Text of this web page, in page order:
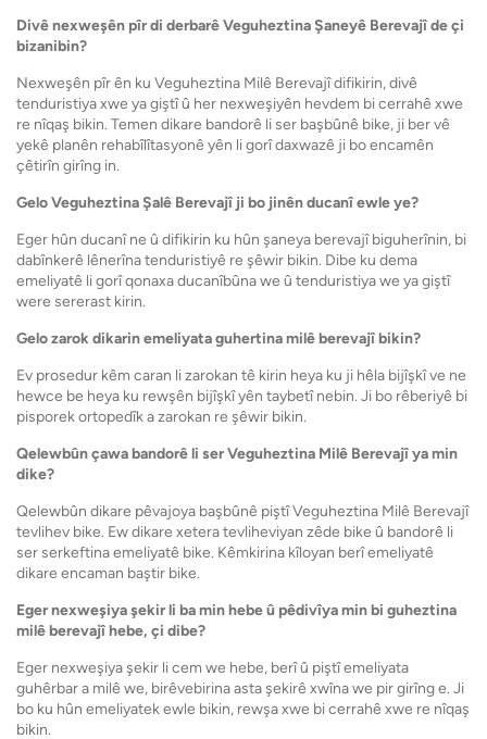
Divê nexweşên pîr di derbarê Veguheztina Şaneyê Berevajî de çi
bizanibin?
Nexweşên pîr ên ku Veguheztina Milê Berevajî difikirin, divê
tenduristiya xwe ya giştî û her nexweşiyên hevdem bi cerrahê xwe
re nîqaş bikin. Temen dikare bandorê li ser başbûnê bike, ji ber vê
yekê planên rehabîlîtasyonê yên li gorî daxwazê ​​​​ji bo encamên
çêtirîn girîng in.
Gelo Veguheztina Şalê Berevajî ji bo jinên ducanî ewle ye?
Eger hûn ducanî ne û difikirin ku hûn şaneya berevajî biguherînin, bi
dabînkerê lênerîna tenduristiyê re şêwir bikin. Dibe ku dema
emeliyatê li gorî qonaxa ducanîbûna we û tenduristiya we ya giştî
were sererast kirin.
Gelo zarok dikarin emeliyata guhertina milê berevajî bikin?
Ev prosedur kêm caran li zarokan tê kirin heya ku ji hêla bijîşkî ve ne
hewce be heya ku rewşên bijîşkî yên taybetî nebin. Ji bo rêberiyê bi
pisporek ortopedîk a zarokan re şêwir bikin.
Qelewbûn çawa bandorê li ser Veguheztina Milê Berevajî ya min
dike?
Qelewbûn dikare pêvajoya başbûnê piştî Veguheztina Milê Berevajî
tevlihev bike. Ew dikare xetera tevliheviyan zêde bike û bandorê li
ser serkeftina emeliyatê bike. Kêmkirina kîloyan berî emeliyatê
dikare encaman baştir bike.
Eger nexweşiya şekir li ba min hebe û pêdivîya min bi guheztina
milê berevajî hebe, çi dibe?
Eger nexweşiya şekir li cem we hebe, berî û piştî emeliyata
guhêrbar a milê we, birêvebirina asta şekirê xwîna we pir girîng e. Ji
bo ku hûn emeliyatek ewle bikin, rewşa xwe bi cerrahê xwe re nîqaş
bikin.